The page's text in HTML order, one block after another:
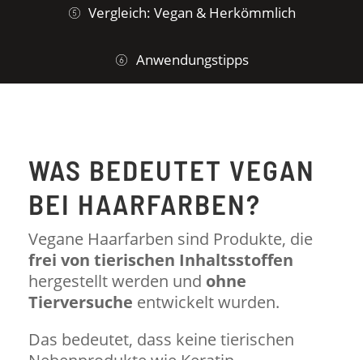
Vergleich: Vegan & Herkömmlich
Anwendungstipps
WAS BEDEUTET VEGAN
BEI HAARFARBEN?
Vegane Haarfarben sind Produkte, die
frei von tierischen Inhaltsstoffen
hergestellt werden und ohne
Tierversuche entwickelt wurden.
Das bedeutet, dass keine tierischen